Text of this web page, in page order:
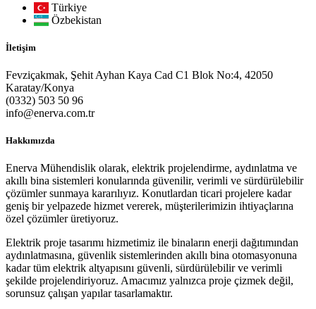
Türkiye
Özbekistan
İletişim
Fevziçakmak, Şehit Ayhan Kaya Cad C1 Blok No:4, 42050
Karatay/Konya
(0332) 503 50 96
info@enerva.com.tr
Hakkımızda
Enerva Mühendislik olarak, elektrik projelendirme, aydınlatma ve
akıllı bina sistemleri konularında güvenilir, verimli ve sürdürülebilir
çözümler sunmaya kararılıyız. Konutlardan ticari projelere kadar
geniş bir yelpazede hizmet vererek, müşterilerimizin ihtiyaçlarına
özel çözümler üretiyoruz.
Elektrik proje tasarımı hizmetimiz ile binaların enerji dağıtımından
aydınlatmasına, güvenlik sistemlerinden akıllı bina otomasyonuna
kadar tüm elektrik altyapısını güvenli, sürdürülebilir ve verimli
şekilde projelendiriyoruz. Amacımız yalnızca proje çizmek değil,
sorunsuz çalışan yapılar tasarlamaktır.